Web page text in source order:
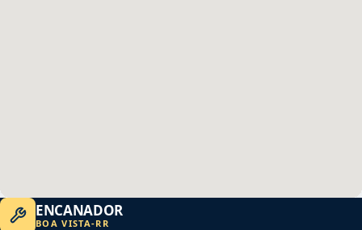
ENCANADOR
BOA VISTA-RR